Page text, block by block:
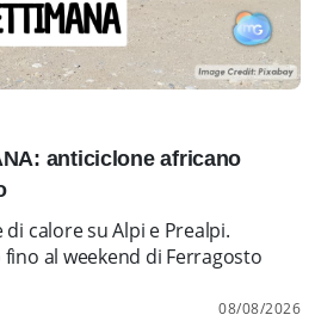
anticiclone africano
calore su Alpi e Prealpi.
al weekend di Ferragosto
08/08/2026